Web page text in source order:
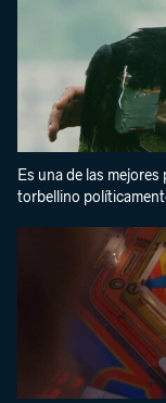
Es una de las
torbellino